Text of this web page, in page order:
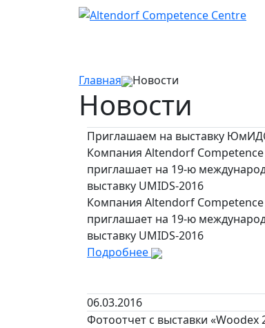
Главная Новости
Новости
Приглашаем на выставку
Компания Altendorf
приглашает на 19-ю
выставку UMIDS-2016
Компания Altendorf
приглашает на 19-ю
выставку UMIDS-2016
Подробнее
06.03.2016
Фотоотчет с выставки «Woodex